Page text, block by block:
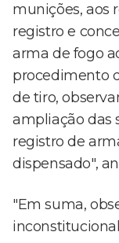
munições, aos
registro e
arma de fogo
procedimento
de tiro,
ampliação das
registro de
dispensado",
"Em suma,